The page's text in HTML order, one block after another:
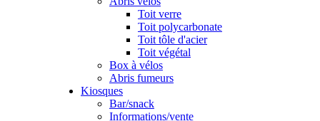
Toit verre
Toit polycarbonate
Toit tôle d'acier
Toit végétal
Box à vélos
Abris fumeurs
Kiosques
Bar/snack
Informations/vente